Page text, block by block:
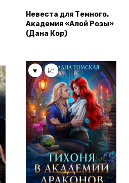
Невеста для Темного.
Академия «Алой Розы»
(Дана Кор)